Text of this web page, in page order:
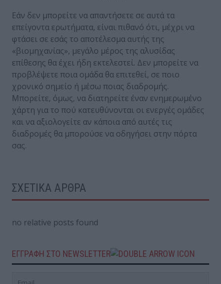
Εάν δεν μπορείτε να απαντήσετε σε αυτά τα
επείγοντα ερωτήματα, είναι πιθανό ότι, μέχρι να
φτάσει σε εσάς το αποτέλεσμα αυτής της
«βιομηχανίας», μεγάλο μέρος της αλυσίδας
επίθεσης θα έχει ήδη εκτελεστεί. Δεν μπορείτε να
προβλέψετε ποια ομάδα θα επιτεθεί, σε ποιο
χρονικό σημείο ή μέσω ποιας διαδρομής.
Μπορείτε, όμως, να διατηρείτε έναν ενημερωμένο
χάρτη για το πού κατευθύνονται οι ενεργές ομάδες
και να αξιολογείτε αν κάποια από αυτές τις
διαδρομές θα μπορούσε να οδηγήσει στην πόρτα
σας.
ΣΧΕΤΙΚΑ ΑΡΘΡΑ
no relative posts found
ΕΓΓΡΑΦΗ ΣΤΟ NEWSLETTER